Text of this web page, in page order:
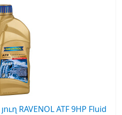
RAVENOL ATF 9HP Fluid